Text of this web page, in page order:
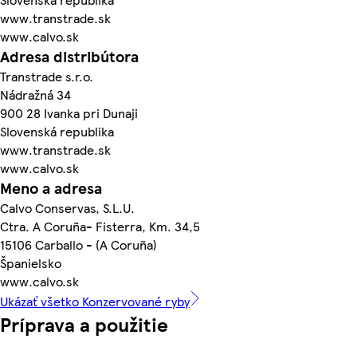
www.transtrade.sk
www.calvo.sk
Adresa distribútora
Transtrade s.r.o.
Nádražná 34
900 28 Ivanka pri Dunaji
Slovenská republika
www.transtrade.sk
www.calvo.sk
Meno a adresa
Calvo Conservas, S.L.U.
Ctra. A Coruña- Fisterra, Km. 34,5
15106 Carballo - (A Coruña)
Španielsko
www.calvo.sk
Ukázať všetko Konzervované ryby
Príprava a použitie